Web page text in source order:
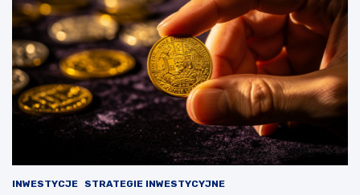
INWESTYCJE STRATEGIE INWESTYCYJNE